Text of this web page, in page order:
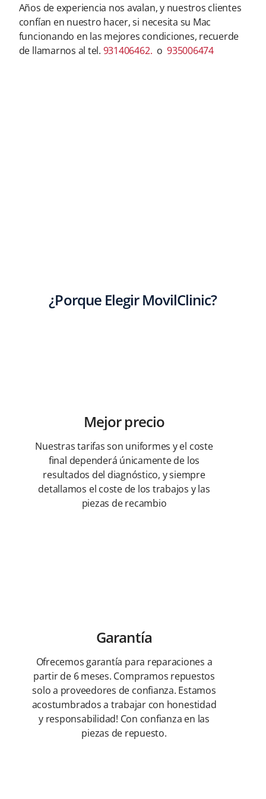
Años de experiencia nos avalan, y nuestros clientes
confían en nuestro hacer, si necesita su Mac
funcionando en las mejores condiciones, recuerde
de llamarnos al tel. 931406462. o935006474
¿Porque Elegir MovilClinic?
Mejor precio
Nuestras tarifas son uniformes y el coste
final dependerá únicamente de los
resultados del diagnóstico, y siempre
detallamos el coste de los trabajos y las
piezas de recambio
Garantía
Ofrecemos garantía para reparaciones a
partir de 6 meses. Compramos repuestos
solo a proveedores de confianza. Estamos
acostumbrados a trabajar con honestidad
y responsabilidad! Con confianza en las
piezas de repuesto.